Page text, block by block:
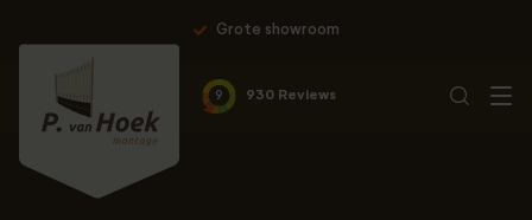
Grote showroom
9 930 Reviews